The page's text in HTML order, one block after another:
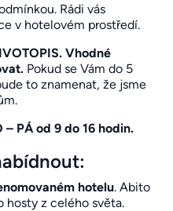
Rádi vás
v hotelovém prostředí.
Vhodné
Pokud se Vám do 5
to znamenat, že jsme
PÁ od 9 do 16 hodin.
hotelu. Abito
hosty z celého světa.